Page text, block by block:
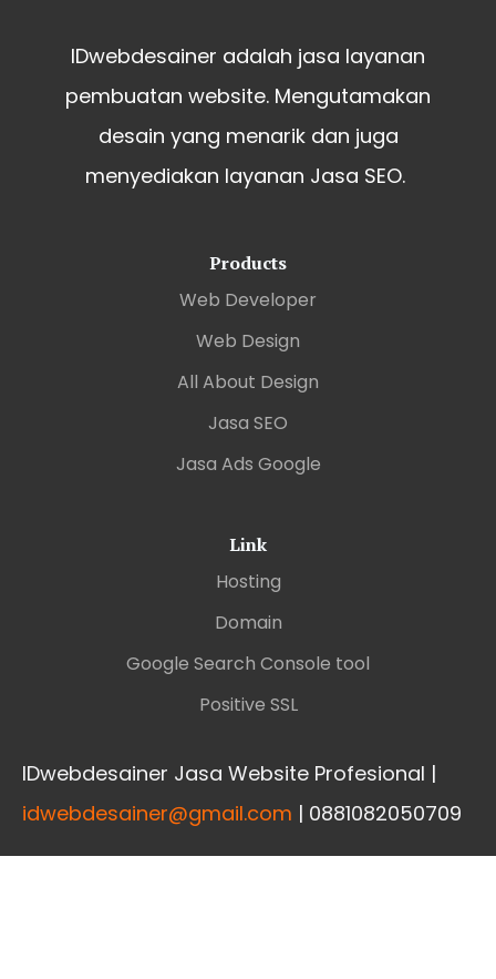
IDwebdesainer adalah jasa layanan
pembuatan website. Mengutamakan
desain yang menarik dan juga
menyediakan layanan Jasa SEO.
Products
Web Developer
Web Design
All About Design
Jasa SEO
Jasa Ads Google
Link
Hosting
Domain
Google Search Console tool
Positive SSL
IDwebdesainer Jasa Website Profesional |
idwebdesainer@gmail.com | 0881082050709